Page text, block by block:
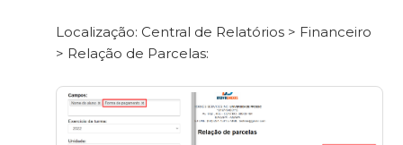
Localização: Central de Relatórios > Financeiro
> Relação de Parcelas: